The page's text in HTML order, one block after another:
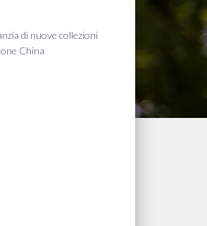
di nuove collezioni
China